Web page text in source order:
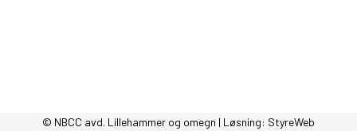
© NBCC avd. Lillehammer og omegn | Løsning: StyreWeb